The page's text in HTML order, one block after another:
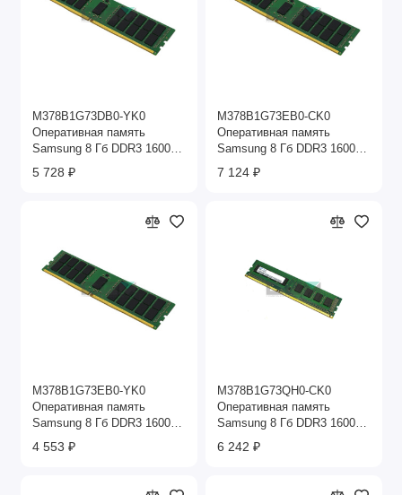
M378B1G73DB0-YK0
Оперативная память
Samsung 8 Гб DDR3 1600
МГц
5 728 ₽
M378B1G73EB0-CK0
Оперативная память
Samsung 8 Гб DDR3 1600
МГц
7 124 ₽
M378B1G73EB0-YK0
Оперативная память
Samsung 8 Гб DDR3 1600
МГц
4 553 ₽
M378B1G73QH0-CK0
Оперативная память
Samsung 8 Гб DDR3 1600
МГц
6 242 ₽